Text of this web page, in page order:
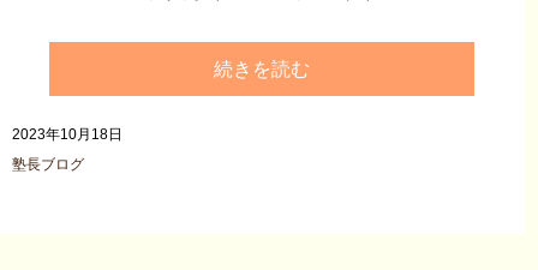
続きを読む
2023年10月18日
塾長ブログ